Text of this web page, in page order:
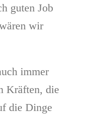
guten Job
wir
immer
Kräften, die
die Dinge